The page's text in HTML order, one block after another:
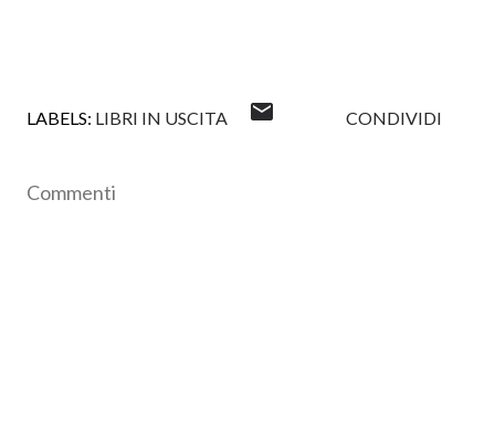
LABELS: LIBRI IN USCITA CONDIVIDI
Commenti